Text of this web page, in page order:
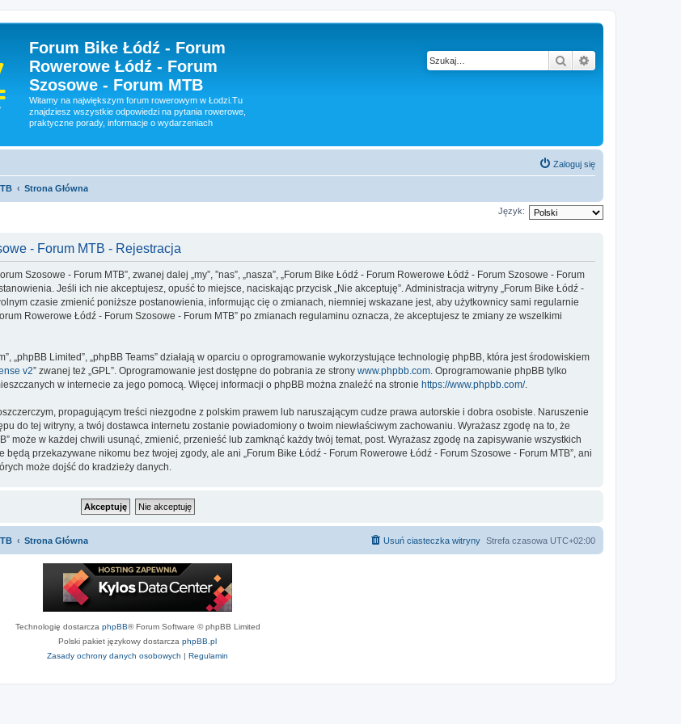
Forum Bike Łódź - Forum
Rowerowe Łódź - Forum
Szosowe - Forum MTB
Witamy na największym forum rowerowym w Łodzi.Tu
znajdziesz wszystkie odpowiedzi na pytania rowerowe,
praktyczne porady, informacje o wydarzeniach
Szukaj
Zaloguj się
Strona Główna
Język:
- Forum MTB - Rejestracja
Szosowe - Forum MTB”, zwanej dalej „my”, ”nas”, „nasza”, „Forum Bike Łódź - Forum Rowerowe Łódź - Forum Szosowe - Forum
Jeśli ich nie akceptujesz, opuść to miejsce, naciskając przycisk „Nie akceptuję”. Administracja witryny „Forum Bike Łódź -
czasie zmienić poniższe postanowienia, informując cię o zmianach, niemniej wskazane jest, aby użytkownicy sami regularnie
Rowerowe Łódź - Forum Szosowe - Forum MTB” po zmianach regulaminu oznacza, że akceptujesz te zmiany ze wszelkimi
„phpBB Limited”, „phpBB Teams” działają w oparciu o oprogramowanie wykorzystujące technologię phpBB, która jest środowiskiem
v2” zwanej też „GPL”. Oprogramowanie jest dostępne do pobrania ze strony www.phpbb.com. Oprogramowanie phpBB tylko
w internecie za jego pomocą. Więcej informacji o phpBB można znaleźć na stronie https://www.phpbb.com/.
propagującym treści niezgodne z polskim prawem lub naruszającym cudze prawa autorskie i dobra osobiste. Naruszenie
do tej witryny, a twój dostawca internetu zostanie powiadomiony o twoim niewłaściwym zachowaniu. Wyrażasz zgodę na to, że
może w każdej chwili usunąć, zmienić, przenieść lub zamknąć każdy twój temat, post. Wyrażasz zgodę na zapisywanie wszystkich
przekazywane nikomu bez twojej zgody, ale ani „Forum Bike Łódź - Forum Rowerowe Łódź - Forum Szosowe - Forum MTB”, ani
może dojść do kradzieży danych.
Strona Główna Strefa czasowa UTC+02:00
Usuń ciasteczka witryny
Technologię dostarcza phpBB® Forum Software © phpBB Limited
Polski pakiet językowy dostarcza phpBB.pl
Zasady ochrony danych osobowych | Regulamin